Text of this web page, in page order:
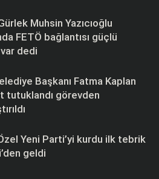
Muhsin Yazıcıoğlu
FETÖ bağlantısı güçlü
dedi
Başkanı Fatma Kaplan
tutuklandı görevden
Yeni Parti’yi kurdu ilk tebrik
geldi